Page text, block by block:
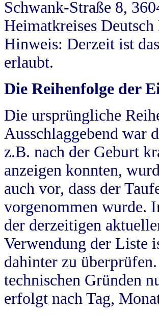
Schwank-Straße 8,
Heimatkreises
Hinweis: Derzeit ist
erlaubt.
Die Reihenfolge der
Die ursprüngliche
Ausschlaggebend war
z.B. nach der Geburt
anzeigen konnten,
auch vor, dass der
vorgenommen wurde.
der derzeitigen
Verwendung der Liste
dahinter zu
technischen Gründen
erfolgt nach Tag,